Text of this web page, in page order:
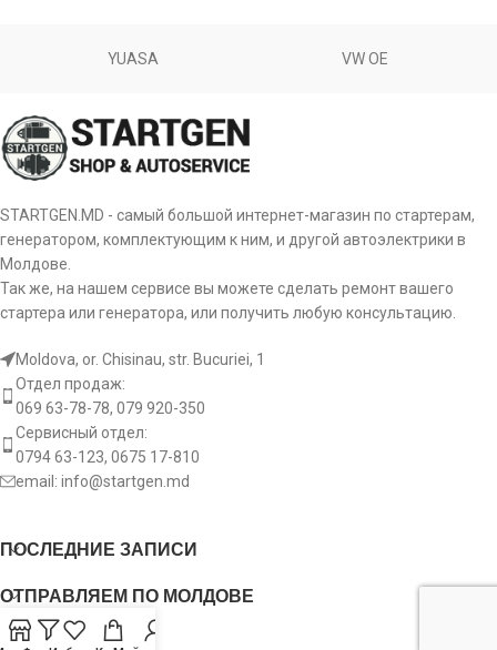
YUASA VW OE
STARTGEN.MD - самый большой интернет-магазин по стартерам,
генератором, комплектующим к ним, и другой автоэлектрики в
Молдове.
Так же, на нашем сервисе вы можете сделать ремонт вашего
стартера или генератора, или получить любую консультацию.
Moldova, or. Chisinau, str. Bucuriei, 1
Отдел продаж:
069 63-78-78, 079 920-350
Сервисный отдел:
0794 63-123, 0675 17-810
email: info@startgen.md
ПОСЛЕДНИЕ ЗАПИСИ
ОТПРАВЛЯЕМ ПО МОЛДОВЕ
USEFUL LINKS